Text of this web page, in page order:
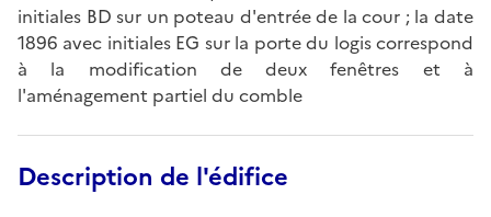
initiales BD sur un poteau d'entrée de la cour ; la date
1896 avec initiales EG sur la porte du logis correspond
à la modification de deux fenêtres et à
l'aménagement partiel du comble
Description de l'édifice